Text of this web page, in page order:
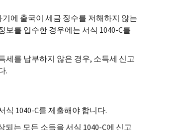
에 출국이 세금 징수를 저해하지 않는
보를 입수한 경우에는 서식 1040-C를
세를 납부하지 않은 경우, 소득세 신고
.
식 1040-C를 제출해야 합니다.
는 모든 소득을 서식 1040-C에 신고